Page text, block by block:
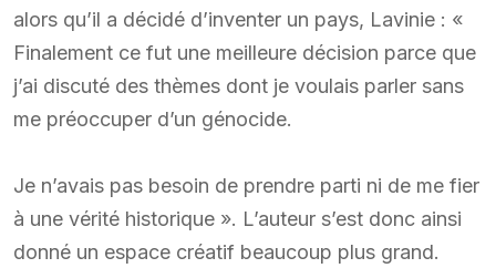
alors qu’il a décidé d’inventer un pays, Lavinie : «
Finalement ce fut une meilleure décision parce que
j’ai discuté des thèmes dont je voulais parler sans
me préoccuper d’un génocide.
Je n’avais pas besoin de prendre parti ni de me fier
à une vérité historique ». L’auteur s’est donc ainsi
donné un espace créatif beaucoup plus grand.